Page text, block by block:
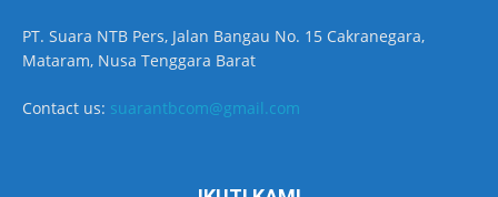
PT. Suara NTB Pers, Jalan Bangau No. 15 Cakranegara,
Mataram, Nusa Tenggara Barat
Contact us: suarantbcom@gmail.com